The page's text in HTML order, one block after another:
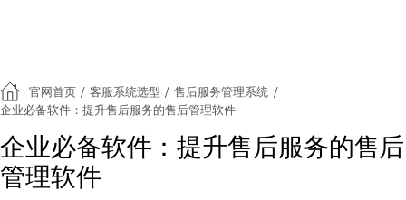
官网首页 / 客服系统选型 / 售后服务管理系统 /
企业必备软件：提升售后服务的售后管理软件
企业必备软件：提升售后服务的售后
管理软件